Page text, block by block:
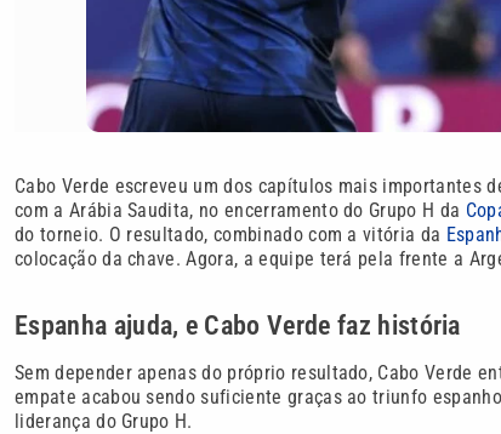
Cabo Verde escreveu um dos capítulos mais importantes
com a Arábia Saudita, no encerramento do Grupo H da
do torneio. O resultado, combinado com a vitória da
colocação da chave. Agora, a equipe terá pela frente a
Espanha ajuda, e Cabo Verde faz história
Sem depender apenas do próprio resultado, Cabo Verde
empate acabou sendo suficiente graças ao triunfo
liderança do Grupo H.